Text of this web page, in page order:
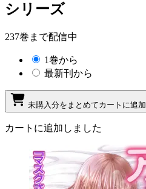
シリーズ
237巻まで配信中
1巻から
最新刊から
未購入分をまとめてカートに追加
カートに追加しました